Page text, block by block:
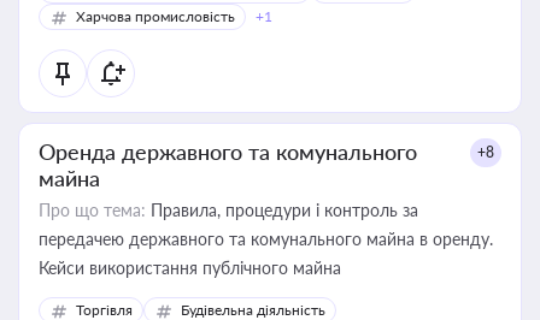
Харчова промисловість
+1
Оренда державного та комунального
майна
+8
Про що тема: Правила, процедури і контроль за
передачею державного та комунального майна в оренду.
Кейси використання публічного майна
Торгівля Будівельна діяльність